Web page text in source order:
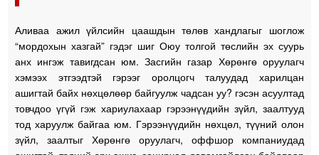
Аливаа ажил үйлсийн цаашдын төлөв хандлагыг шоглож
“мордохын хазгай” гэдэг шиг Оюу толгой төслийн эх суурь
анх ингэж тавигдсан юм. Засгийн газар Хөрөнгө оруулагч
хэмээх этгээдтэй гэрээг оролцогч талуудад харилцан
ашигтай байх нөхцөлөөр байгуулж чадсан уу? гэсэн асуултад
товчдоо үгүй гэж хариулахаар гэрээнүүдийн зүйл, заалтууд
тод харуулж байгаа юм. Гэрээнүүдийн нөхцөл, түүний олон
зүйл, заалтыг Хөрөнгө оруулагч, оффшор компаниудад